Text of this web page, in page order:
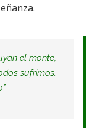
el monte,
sufrimos.